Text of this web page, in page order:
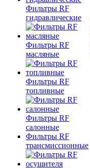
Фильтры RF
гидравлические
Фильтры RF
масляные
Фильтры RF
топливные
Фильтры RF
салонные
Фильтры RF
трансмиссионные